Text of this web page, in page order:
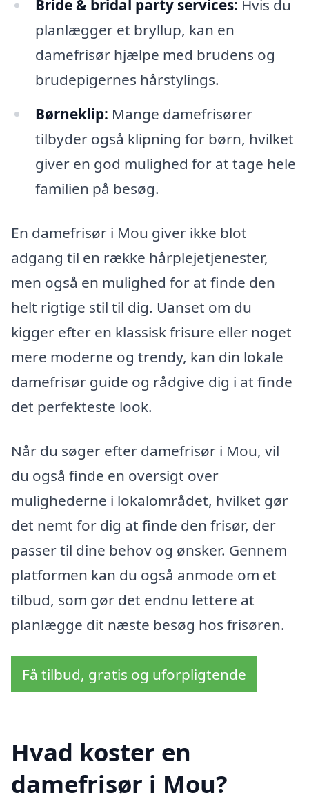
Bride & bridal party services: Hvis du
planlægger et bryllup, kan en
damefrisør hjælpe med brudens og
brudepigernes hårstylings.
Børneklip: Mange damefrisører
tilbyder også klipning for børn, hvilket
giver en god mulighed for at tage hele
familien på besøg.
En damefrisør i Mou giver ikke blot
adgang til en række hårplejetjenester,
men også en mulighed for at finde den
helt rigtige stil til dig. Uanset om du
kigger efter en klassisk frisure eller noget
mere moderne og trendy, kan din lokale
damefrisør guide og rådgive dig i at finde
det perfekteste look.
Når du søger efter damefrisør i Mou, vil
du også finde en oversigt over
mulighederne i lokalområdet, hvilket gør
det nemt for dig at finde den frisør, der
passer til dine behov og ønsker. Gennem
platformen kan du også anmode om et
tilbud, som gør det endnu lettere at
planlægge dit næste besøg hos frisøren.
Få tilbud, gratis og uforpligtende
Hvad koster en
damefrisør i Mou?